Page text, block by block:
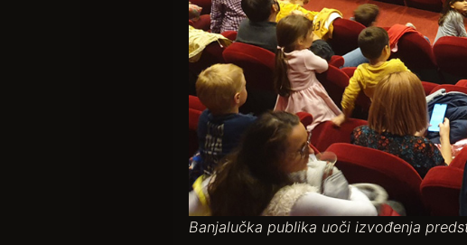
Banjalučka publika uoči izvođenja